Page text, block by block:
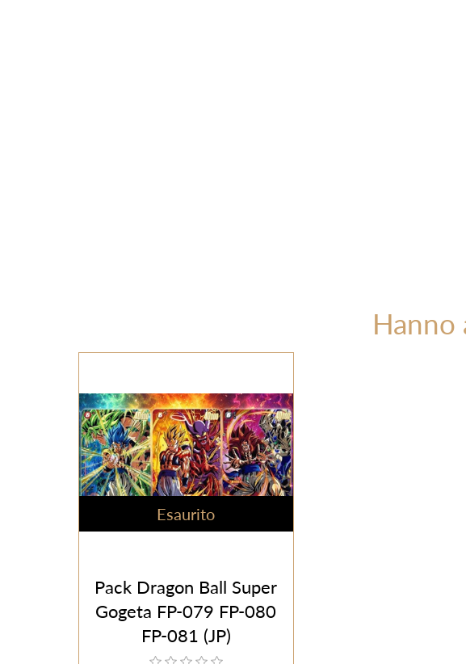
Hanno
Esaurito
Pack Dragon Ball Super
Gogeta FP-079 FP-080
FP-081 (JP)